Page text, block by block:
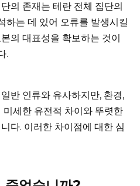
의 존재는 테란 전체 집단의
하는 데 있어 오류를 발생시킬
의 대표성을 확보하는 것이
.
반 인류와 유사하지만, 환경,
세한 유전적 차이와 뚜렷한
다. 이러한 차이점에 대한 심